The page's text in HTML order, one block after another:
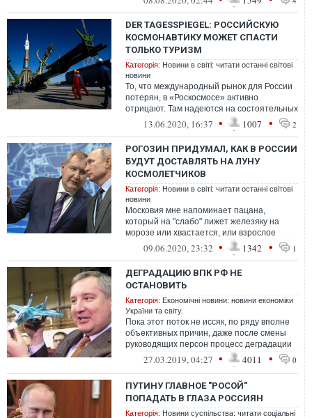
DER TAGESSPIEGEL: РОССИЙСКУЮ
КОСМОНАВТИКУ МОЖЕТ СПАСТИ
ТОЛЬКО ТУРИЗМ
Категорія: Новини в світі: читати останні світові
новини
То, что международный рынок для России
потерян, в «Роскосмосе» активно
отрицают. Там надеются на состоятельных
частных клиентов в качестве пассажиров ...
13.06.2020, 16:37 • 1007 • 2
РОГОЗИН ПРИДУМАЛ, КАК В РОССИИ
БУДУТ ДОСТАВЛЯТЬ НА ЛУНУ
КОСМОЛЕТЧИКОВ
Категорія: Новини в світі: читати останні світові
новини
Московия мне напоминает пацана,
который на "слабо" лижет железяку на
морозе или хвастается, или взрослое
тело, с гордостью вещающее, как оно "без
09.06.2020, 23:32 • 1342 • 1
ДЕГРАДАЦИЮ ВПК РФ НЕ
ОСТАНОВИТЬ
Категорія: Економічні новини: новини економіки
України та світу.
Пока этот поток не иссяк, по ряду вполне
объективных причин, даже после смены
руководящих персон процесс деградации
не остановится. Хотя за то, как Ро...
27.03.2019, 04:27 • 4011 • 0
ПУТИНУ ГЛАВНОЕ "РОСОЙ"
ПОПАДАТЬ В ГЛАЗА РОССИЯН
Категорія: Новини суспільства: читати соціальні